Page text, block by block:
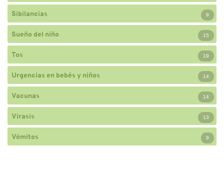
Sibilancias 9
Sueño del niño 15
Tos 19
Urgencias en bebés y niños 14
Vacunas 14
Virasis 13
Vómitos 9